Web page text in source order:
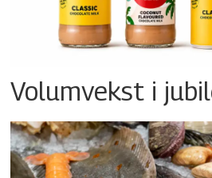
Volumvekst i